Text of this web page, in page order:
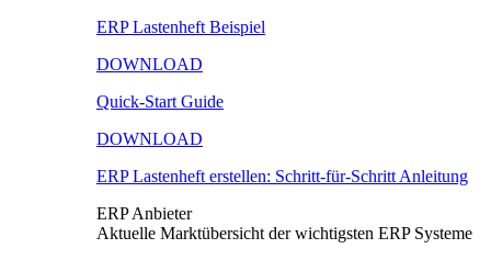
ERP Lastenheft Beispiel
DOWNLOAD
Quick-Start Guide
DOWNLOAD
ERP Lastenheft erstellen: Schritt-für-Schritt Anleitung
ERP Anbieter
Aktuelle Marktübersicht der wichtigsten ERP Systeme